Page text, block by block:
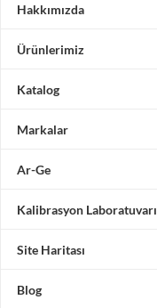
Hakkımızda
Ürünlerimiz
Katalog
Markalar
Ar-Ge
Kalibrasyon Laboratuvarı
Site Haritası
Blog